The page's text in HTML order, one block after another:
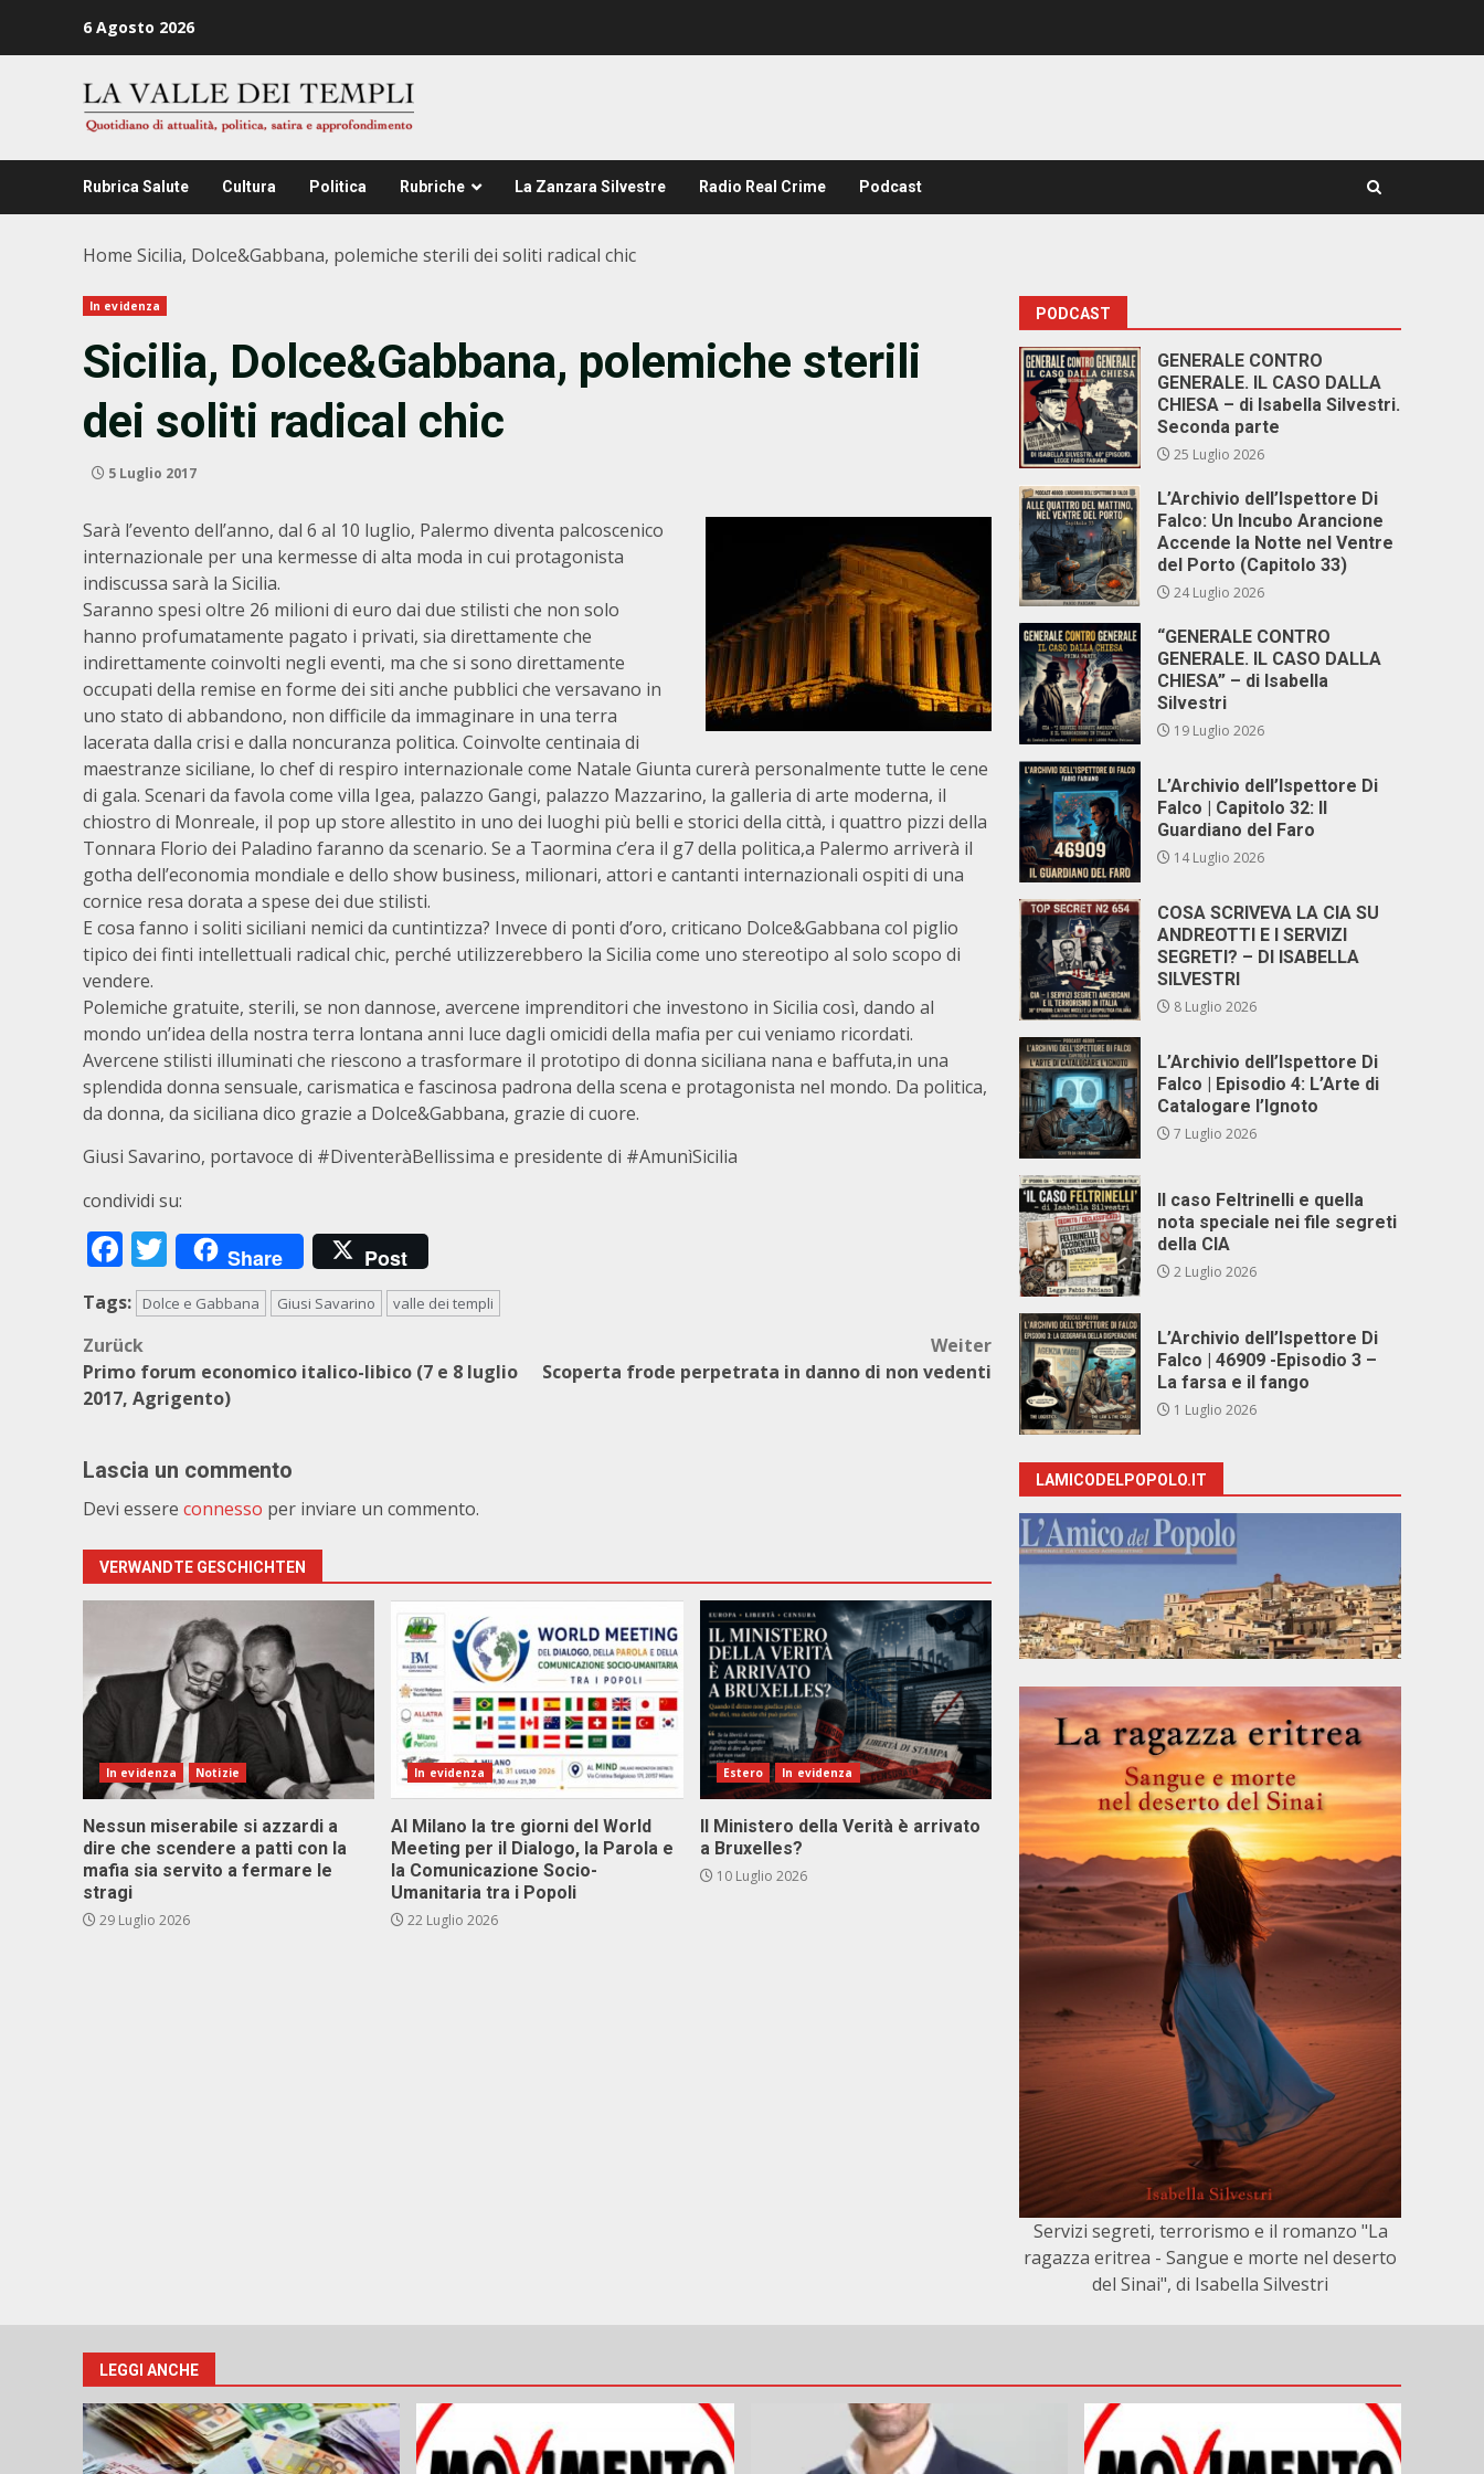
6 Agosto 2026
Rubrica Salute Cultura Politica Rubriche La Zanzara Silvestre Radio Real Crime Podcast
Home Sicilia, Dolce&Gabbana, polemiche sterili dei soliti radical chic
In evidenza
Sicilia, Dolce&Gabbana, polemiche sterili
dei soliti radical chic
5 Luglio 2017
Sarà l’evento dell’anno, dal 6 al 10 luglio, Palermo diventa palcoscenico
internazionale per una kermesse di alta moda in cui protagonista
indiscussa sarà la Sicilia.
Saranno spesi oltre 26 milioni di euro dai due stilisti che non solo
hanno profumatamente pagato i privati, sia direttamente che
indirettamente coinvolti negli eventi, ma che si sono direttamente
occupati della remise en forme dei siti anche pubblici che versavano in
uno stato di abbandono, non difficile da immaginare in una terra
lacerata dalla crisi e dalla noncuranza politica. Coinvolte centinaia di
maestranze siciliane, lo chef di respiro internazionale come Natale Giunta curerà personalmente tutte le cene
di gala. Scenari da favola come villa Igea, palazzo Gangi, palazzo Mazzarino, la galleria di arte moderna, il
chiostro di Monreale, il pop up store allestito in uno dei luoghi più belli e storici della città, i quattro pizzi della
Tonnara Florio dei Paladino faranno da scenario. Se a Taormina c’era il g7 della politica,a Palermo arriverà il
gotha dell’economia mondiale e dello show business, milionari, attori e cantanti internazionali ospiti di una
cornice resa dorata a spese dei due stilisti.
E cosa fanno i soliti siciliani nemici da cuntintizza? Invece di ponti d’oro, criticano Dolce&Gabbana col piglio
tipico dei finti intellettuali radical chic, perché utilizzerebbero la Sicilia come uno stereotipo al solo scopo di
vendere.
Polemiche gratuite, sterili, se non dannose, avercene imprenditori che investono in Sicilia così, dando al
mondo un’idea della nostra terra lontana anni luce dagli omicidi della mafia per cui veniamo ricordati.
Avercene stilisti illuminati che riescono a trasformare il prototipo di donna siciliana nana e baffuta,in una
splendida donna sensuale, carismatica e fascinosa padrona della scena e protagonista nel mondo. Da politica,
da donna, da siciliana dico grazie a Dolce&Gabbana, grazie di cuore.
Giusi Savarino, portavoce di #DiventeràBellissima e presidente di #AmunìSicilia
condividi su:
Facebook
Twitter
Share Post
Tags: Dolce e Gabbana Giusi Savarino valle dei templi
Beitragsnavigation
Zurück
Primo forum economico italico-libico (7 e 8 luglio
2017, Agrigento)
Weiter
Scoperta frode perpetrata in danno di non vedenti
Lascia un commento
Devi essere connesso per inviare un commento.
VERWANDTE GESCHICHTEN
In evidenza Notizie
Nessun miserabile si azzardi a
dire che scendere a patti con la
mafia sia servito a fermare le
stragi
29 Luglio 2026
In evidenza
Al Milano la tre giorni del World
Meeting per il Dialogo, la Parola e
la Comunicazione Socio-
Umanitaria tra i Popoli
22 Luglio 2026
Estero In evidenza
Il Ministero della Verità è arrivato
a Bruxelles?
10 Luglio 2026
PODCAST
GENERALE CONTRO
GENERALE. IL CASO DALLA
CHIESA – di Isabella Silvestri.
Seconda parte
25 Luglio 2026
L’Archivio dell’Ispettore Di
Falco: Un Incubo Arancione
Accende la Notte nel Ventre
del Porto (Capitolo 33)
24 Luglio 2026
“GENERALE CONTRO
GENERALE. IL CASO DALLA
CHIESA” – di Isabella
Silvestri
19 Luglio 2026
L’Archivio dell’Ispettore Di
Falco | Capitolo 32: Il
Guardiano del Faro
14 Luglio 2026
COSA SCRIVEVA LA CIA SU
ANDREOTTI E I SERVIZI
SEGRETI? – DI ISABELLA
SILVESTRI
8 Luglio 2026
L’Archivio dell’Ispettore Di
Falco | Episodio 4: L’Arte di
Catalogare l’Ignoto
7 Luglio 2026
Il caso Feltrinelli e quella
nota speciale nei file segreti
della CIA
2 Luglio 2026
L’Archivio dell’Ispettore Di
Falco | 46909 -Episodio 3 –
La farsa e il fango
1 Luglio 2026
LAMICODELPOPOLO.IT
Servizi segreti, terrorismo e il romanzo "La
ragazza eritrea - Sangue e morte nel deserto
del Sinai", di Isabella Silvestri
LEGGI ANCHE